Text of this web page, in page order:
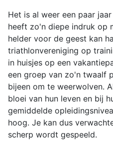
Het is al weer een paar
heeft zo'n diepe indruk op
helder voor de geest kan
triathlonvereniging op
in huisjes op een
een groep van zo'n twaalf
bijeen om te weerwolven.
bloei van hun leven en bij
gemiddelde
hoog. Je kan dus
scherp wordt gespeeld.